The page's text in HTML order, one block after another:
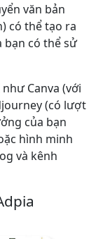
văn bản
có thể tạo ra
bạn có thể sử
Canva (với
(có lượt
của bạn
hình minh
và kênh